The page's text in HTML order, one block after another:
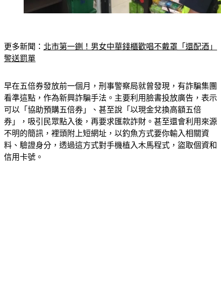
更多新聞： 北市第一鍘！男女中華錢櫃歡唱不戴罩「還配酒」
警送罰單
早在五倍券發放前一個月，刑事警察局就曾發現，有詐騙集團
看準這點，作為新興詐騙手法。主要利用臉書投放廣告，表示
可以「協助預購五倍券」、甚至說「以現金兌換高額五倍
券」，吸引民眾點入後，再要求匯款詐財。甚至還會利用來源
不明的簡訊，裡頭附上短網址，以釣魚方式要你輸入相關資
料、驗證身分，透過這方式對手機植入木馬程式，盜取個資和
信用卡號。